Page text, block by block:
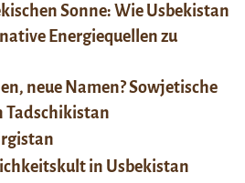
Sonne: Wie Usbekistan
Energiequellen zu
neue Namen? Sowjetische
Tadschikistan
in Usbekistan